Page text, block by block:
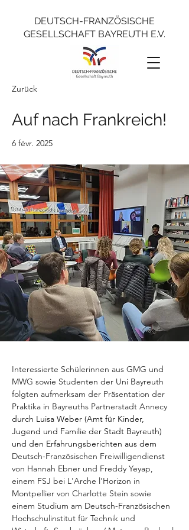
DEUTSCH-FRANZÖSISCHE
GESELLSCHAFT BAYREUTH E.V.
Zurück
Auf nach Frankreich!
6 févr. 2025
Interessierte Schülerinnen aus GMG und
MWG sowie Studenten der Uni Bayreuth
folgten aufmerksam der Präsentation der
Praktika in Bayreuths Partnerstadt Annecy
durch Luisa Weber (Amt für Kinder,
Jugend und Familie der Stadt Bayreuth)
und den Erfahrungsberichten aus dem
Deutsch-Französischen Freiwilligendienst
von Hannah Ebner und Freddy Yeyap,
einem FSJ bei L'Arche l'Horizon in
Montpellier von Charlotte Stein sowie
einem Studium am Deutsch-Französischen
Hochschulinstitut für Technik und